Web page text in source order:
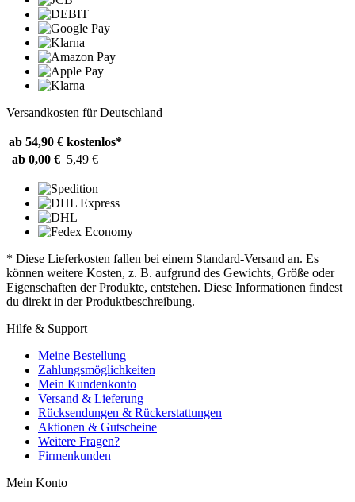
Versandkosten für Deutschland
ab 54,90 € kostenlos*
ab 0,00 € 5,49 €
* Diese Lieferkosten fallen bei einem Standard-Versand an. Es
können weitere Kosten, z. B. aufgrund des Gewichts, Größe oder
Eigenschaften der Produkte, entstehen. Diese Informationen findest
du direkt in der Produktbeschreibung.
Hilfe & Support
Meine Bestellung
Zahlungsmöglichkeiten
Mein Kundenkonto
Versand & Lieferung
Rücksendungen & Rückerstattungen
Aktionen & Gutscheine
Weitere Fragen?
Firmenkunden
Mein Konto